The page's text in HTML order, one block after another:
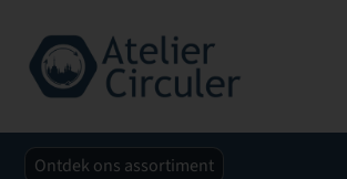
Ontdek ons assortiment